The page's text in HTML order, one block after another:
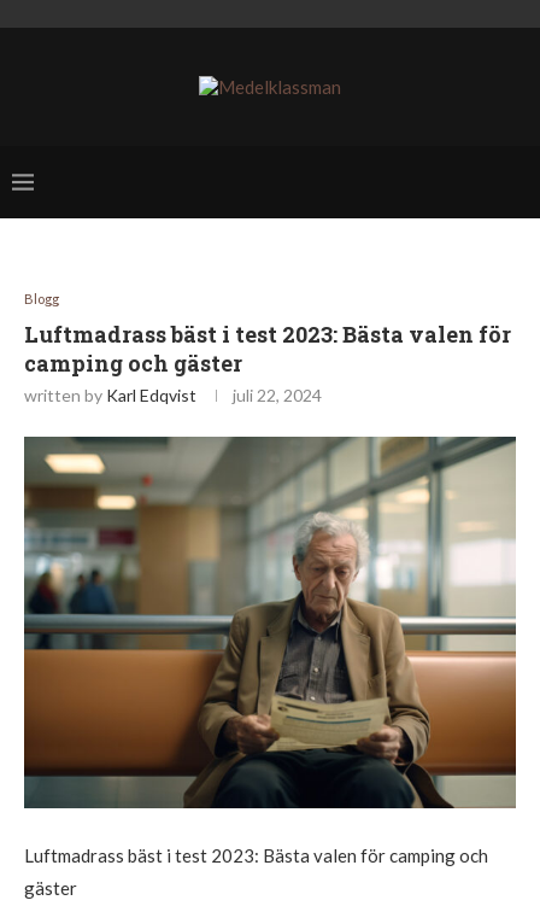
Blogg
Luftmadrass bäst i test 2023: Bästa valen för
camping och gäster
written by Karl Edqvist juli 22, 2024
Luftmadrass bäst i test 2023: Bästa valen för camping och
gäster